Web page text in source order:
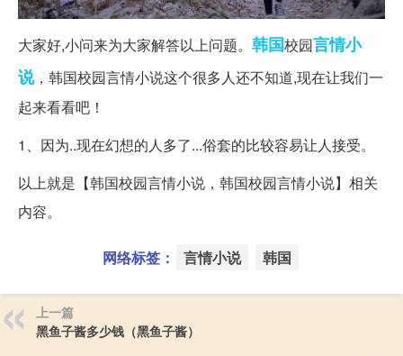
大家好,小问来为大家解答以上问题。 韩国校园言情小
说，韩国校园言情小说这个很多人还不知道,现在让我们一
起来看看吧！
1、因为..现在幻想的人多了...俗套的比较容易让人接受。
以上就是【韩国校园言情小说，韩国校园言情小说】相关
内容。
网络标签： 言情小说 韩国
上一篇
黑鱼子酱多少钱（黑鱼子酱）